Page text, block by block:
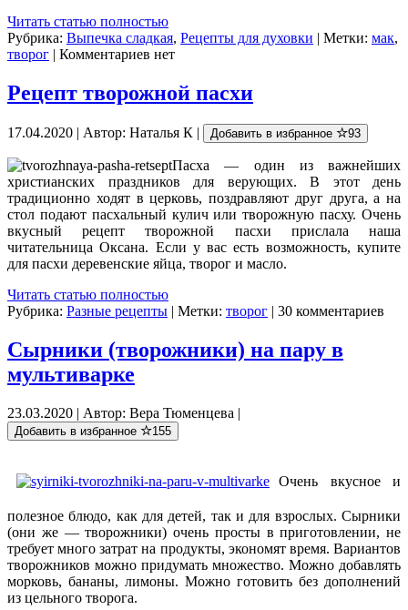
Читать статью полностью
Рубрика: Выпечка сладкая, Рецепты для духовки | Метки: мак,
творог | Комментариев нет
Рецепт творожной пасхи
17.04.2020 | Автор: Наталья К | Добавить в избранное 93
Пасха — один из важнейших
христианских праздников для верующих. В этот день
традиционно ходят в церковь, поздравляют друг друга, а на
стол подают пасхальный кулич или творожную пасху. Очень
вкусный рецепт творожной пасхи прислала наша
читательница Оксана. Если у вас есть возможность, купите
для пасхи деревенские яйца, творог и масло.
Читать статью полностью
Рубрика: Разные рецепты | Метки: творог | 30 комментариев
Сырники (творожники) на пару в
мультиварке
23.03.2020 | Автор: Вера Тюменцева |
Добавить в избранное 155
Очень вкусное и
полезное блюдо, как для детей, так и для взрослых. Сырники
(они же — творожники) очень просты в приготовлении, не
требует много затрат на продукты, экономят время. Вариантов
творожников можно придумать множество. Можно добавлять
морковь, бананы, лимоны. Можно готовить без дополнений
из цельного творога.